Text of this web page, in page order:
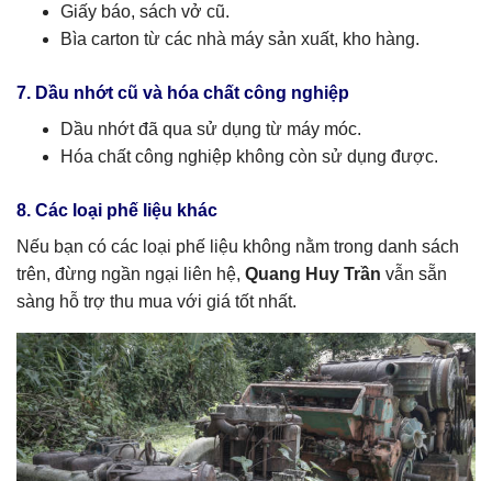
Giấy báo, sách vở cũ.
Bìa carton từ các nhà máy sản xuất, kho hàng.
7. Dầu nhớt cũ và hóa chất công nghiệp
Dầu nhớt đã qua sử dụng từ máy móc.
Hóa chất công nghiệp không còn sử dụng được.
8. Các loại phế liệu khác
Nếu bạn có các loại phế liệu không nằm trong danh sách
trên, đừng ngần ngại liên hệ, Quang Huy Trần vẫn sẵn
sàng hỗ trợ thu mua với giá tốt nhất.